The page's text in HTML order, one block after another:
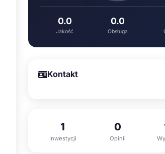
0.0
Jakość
0.0
Obsługa
Kontakt
1
Inwestycji
0
Opinii